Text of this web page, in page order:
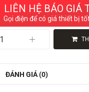
LIÊN HỆ BÁO GIÁ
Gọi điện để có giá thiết bị
ĐÁNH GIÁ (0)